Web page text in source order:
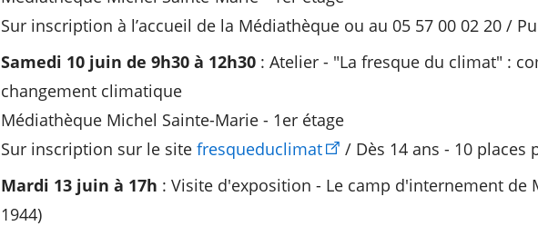
Sur inscription à l’accueil de la Médiathèque ou au 05 57 00 02 20 /
Samedi 10 juin de 9h30 à 12h30: Atelier - "La fresque du climat" :
changement climatique
Médiathèque Michel Sainte-Marie - 1er étage
Sur inscription sur le site fresqueduclimat
/ Dès 14 ans - 10 places
Mardi 13 juin à 17h : Visite d'exposition - Le camp d'internement de
1944)